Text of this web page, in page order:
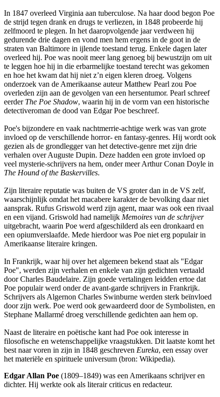
In 1847 overleed Virginia aan tuberculose. Na haar dood begon Poe
de strijd tegen drank en drugs te verliezen, in 1848 probeerde hij
zelfmoord te plegen. In het daaropvolgende jaar verdween hij
gedurende drie dagen en vond men hem ergens in de goot in de
straten van Baltimore in ijlende toestand terug. Enkele dagen later
overleed hij. Poe was nooit meer lang genoeg bij bewustzijn om uit
te leggen hoe hij in die erbarmelijke toestand terecht was gekomen
en hoe het kwam dat hij niet z’n eigen kleren droeg. Volgens
onderzoek van de Amerikaanse auteur Matthew Pearl zou Poe
overleden zijn aan de gevolgen van een hersentumor. Pearl schreef
eerder The Poe Shadow, waarin hij in de vorm van een historische
detectiveroman de dood van Edgar Poe beschreef.
Poe's bijzondere en vaak nachtmerrie-achtige werk was van grote
invloed op de verschillende horror- en fantasy-genres. Hij wordt ook
gezien als de grondlegger van het detective-genre met zijn drie
verhalen over Auguste Dupin. Deze hadden een grote invloed op
veel mysterie-schrijvers na hem, onder meer Arthur Conan Doyle in
The Hound of the Baskervilles.
Zijn literaire reputatie was buiten de VS groter dan in de VS zelf,
waarschijnlijk omdat het macabere karakter de bevolking daar niet
aansprak. Rufus Griswold werd zijn agent, maar was ook een rivaal
en een vijand. Griswold had namelijk Memoires van de schrijver
uitgebracht, waarin Poe werd afgeschilderd als een dronkaard en
een opiumverslaafde. Mede hierdoor was Poe niet erg populair in
Amerikaanse literaire kringen.
In Frankrijk, waar hij over het algemeen bekend staat als "Edgar
Poe", werden zijn verhalen en enkele van zijn gedichten vertaald
door Charles Baudelaire. Zijn goede vertalingen leidden ertoe dat
Poe populair werd onder de avant-garde schrijvers in Frankrijk.
Schrijvers als Algernon Charles Swinburne werden sterk beïnvloed
door zijn werk. Poe werd ook gewaardeerd door de Symbolisten, en
Stephane Mallarmé droeg verschillende gedichten aan hem op.
Naast de literaire en poëtische kant had Poe ook interesse in
filosofische en wetenschappelijke vraagstukken. Dit laatste komt het
best naar voren in zijn in 1848 geschreven Eureka, een essay over
het materiële en spirituele universum (bron: Wikipedia).
Edgar Allan Poe (1809–1849) was een Amerikaans schrijver en
dichter. Hij werkte ook als literair criticus en redacteur.